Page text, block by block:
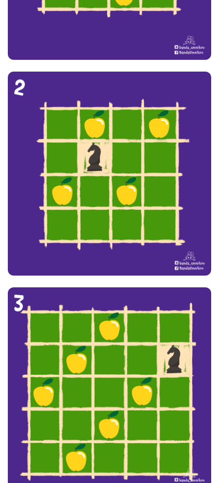
8 800 500-49-66
info@bandaumnikov.ru
«Банда умников» — студия образовательных технологий
2012 — 2026
Подписаться на рассылки